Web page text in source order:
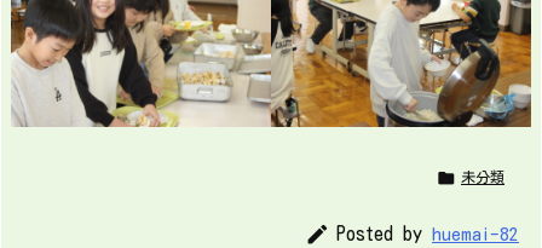
 未分類
 Posted by huemai-82